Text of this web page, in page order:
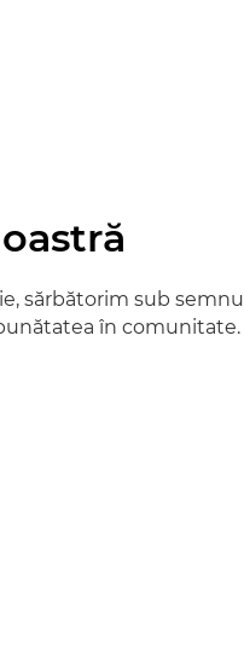
sărbătorim sub semnul
în comunitate.